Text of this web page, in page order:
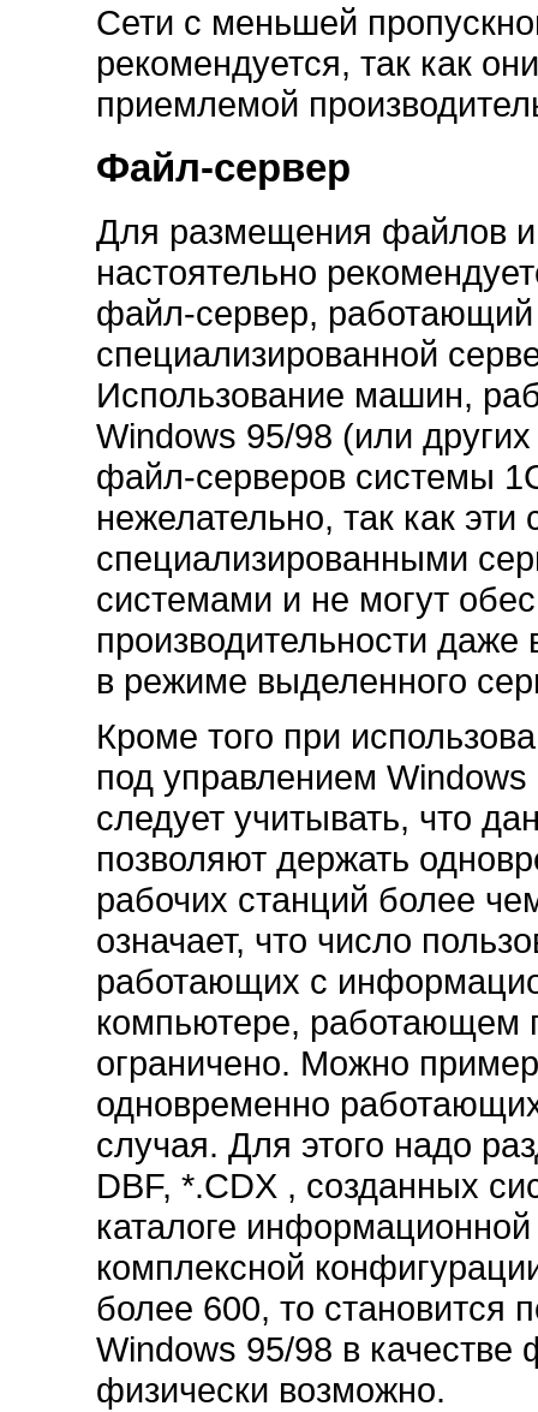
Сети с меньшей
рекомендуется, так как
приемлемой
Файл-сервер
Для размещения файлов
настоятельно
файл-сервер,
специализированной
Использование машин,
Windows 95/98 (или
файл-серверов системы
нежелательно, так как
специализированными
системами и не могут
производительности даже
в режиме выделенного
Кроме того при
под управлением
следует учитывать, что
позволяют держать
рабочих станций более
означает, что число
работающих с
компьютере, работающем
ограничено. Можно
одновременно
случая. Для этого надо
DBF, *.CDX , созданных
каталоге
комплексной
более 600, то становится
Windows 95/98 в качестве
физически возможно.